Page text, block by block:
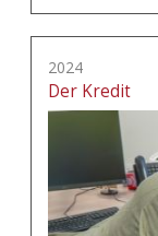
2024
Der Kredit